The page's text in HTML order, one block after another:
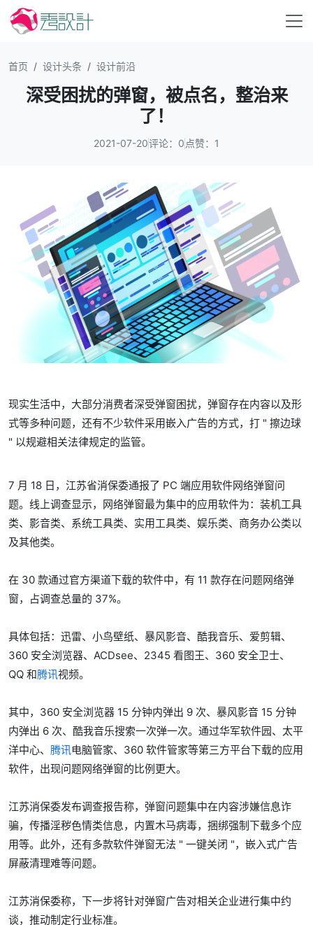
首页 设计头条 设计前沿
深受困扰的弹窗，被点名，整治来
了！
2021-07-20评论：0 点赞：1
现实生活中，大部分消费者深受弹窗困扰，弹窗存在内容以及形
式等多种问题，还有不少软件采用嵌入广告的方式，打 " 擦边球
" 以规避相关法律规定的监管。
7 月 18 日，江苏省消保委通报了 PC 端应用软件网络弹窗问
题。线上调查显示，网络弹窗最为集中的应用软件为：装机工具
类、影音类、系统工具类、实用工具类、娱乐类、商务办公类以
及其他类。
在 30 款通过官方渠道下载的软件中，有 11 款存在问题网络弹
窗，占调查总量的 37%。
具体包括：迅雷、小鸟壁纸、暴风影音、酷我音乐、爱剪辑、
360 安全浏览器、ACDsee、2345 看图王、360 安全卫士、
QQ 和腾讯视频。
其中，360 安全浏览器 15 分钟内弹出 9 次、暴风影音 15 分钟
内弹出 6 次、酷我音乐搜索一次弹一次。通过华军软件园、太平
洋中心、 腾讯电脑管家、360 软件管家等第三方平台下载的应用
软件，出现问题网络弹窗的比例更大。
江苏消保委发布调查报告称，弹窗问题集中在内容涉嫌信息诈
骗，传播淫秽色情类信息，内置木马病毒，捆绑强制下载多个应
用等。此外，还有多款软件弹窗无法 " 一键关闭 "，嵌入式广告
屏蔽清理难等问题。
江苏消保委称，下一步将针对弹窗广告对相关企业进行集中约
谈，推动制定行业标准。